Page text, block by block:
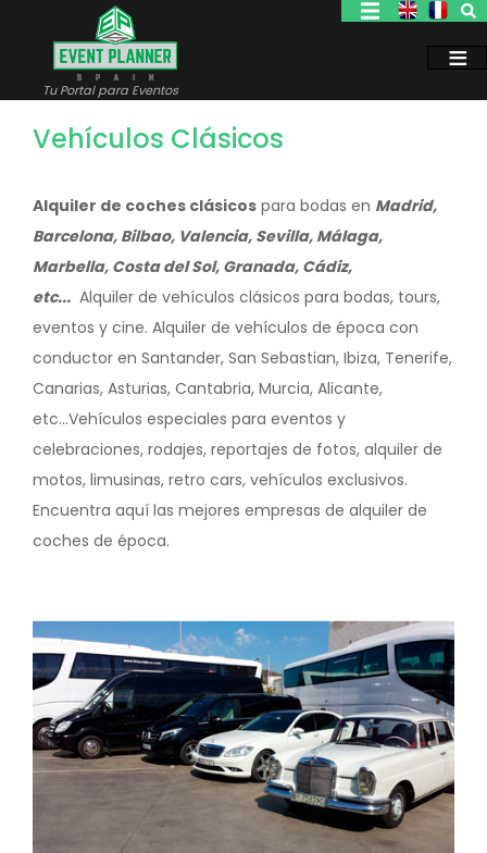
contenido
Tu Portal para Eventos
Vehículos Clásicos
Alquiler de coches clásicos para bodas en Madrid,
Barcelona, Bilbao, Valencia, Sevilla, Málaga,
Marbella, Costa del Sol, Granada, Cádiz,
etc... Alquiler de vehículos clásicos para bodas, tours,
eventos y cine. Alquiler de vehículos de época con
conductor en Santander, San Sebastian, Ibiza, Tenerife,
Canarias, Asturias, Cantabria, Murcia, Alicante,
etc...Vehículos especiales para eventos y
celebraciones, rodajes, reportajes de fotos, alquiler de
motos, limusinas, retro cars, vehículos exclusivos.
Encuentra aquí las mejores empresas de alquiler de
coches de época.